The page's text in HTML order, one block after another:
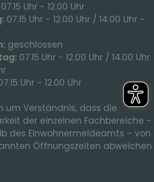
07.15 Uhr - 12.00 Uhr
07.15 Uhr - 12.00 Uhr / 14.00 Uhr -
geschlossen
07.15 Uhr - 12.00 Uhr / 14.00 Uhr
Uhr - 12.00 Uhr
um Verständnis, dass die
der einzelnen Fachbereiche -
des Einwohnermeldeamts – von
Öffnungszeiten abweichen